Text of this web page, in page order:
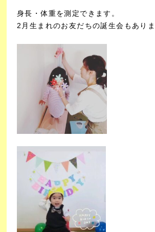
身長・体重を測定できます。
2月生まれのお友だちの誕生会もあり